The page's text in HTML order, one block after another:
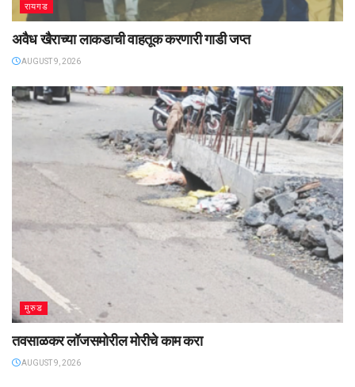
रायगड
अवैध खैराच्या लाकडाची वाहतूक करणारी गाडी जप्त
AUGUST 9, 2026
मुरुड
तवसाळकर लॉजसमोरील मोरीचे काम करा
AUGUST 9, 2026